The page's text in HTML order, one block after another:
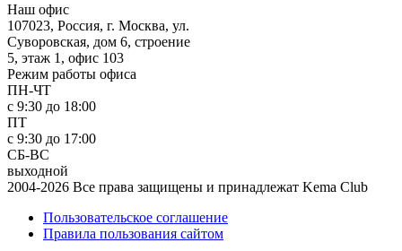
Наш офис
107023, Россия, г. Москва, ул.
Суворовская, дом 6, строение
5, этаж 1, офис 103
Режим работы офиса
ПН-ЧТ
с 9:30 до 18:00
ПТ
с 9:30 до 17:00
СБ-ВС
выходной
2004-2026 Все права защищены и принадлежат Kema Club
Пользовательское соглашение
Правила пользования сайтом